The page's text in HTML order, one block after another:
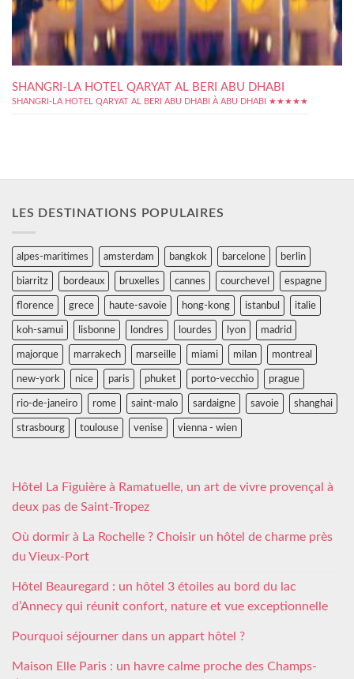
SHANGRI-LA HOTEL QARYAT AL BERI ABU DHABI
SHANGRI-LA HOTEL QARYAT AL BERI ABU DHABI À ABU DHABI ★★★★★
LES DESTINATIONS POPULAIRES
alpes-maritimes amsterdam bangkok barcelone berlin
biarritz bordeaux bruxelles cannes courchevel espagne
florence grece haute-savoie hong-kong istanbul italie
koh-samui lisbonne londres lourdes lyon madrid
majorque marrakech marseille miami milan montreal
new-york nice paris phuket porto-vecchio prague
rio-de-janeiro rome saint-malo sardaigne savoie shanghai
strasbourg toulouse venise vienna - wien
Hôtel La Figuière à Ramatuelle, un art de vivre provençal à
deux pas de Saint-Tropez
Où dormir à La Rochelle ? Choisir un hôtel de charme près
du Vieux-Port
Hôtel Beauregard : un hôtel 3 étoiles au bord du lac
d’Annecy qui réunit confort, nature et vue exceptionnelle
Pourquoi séjourner dans un appart hôtel ?
Maison Elle Paris : un havre calme proche des Champs-